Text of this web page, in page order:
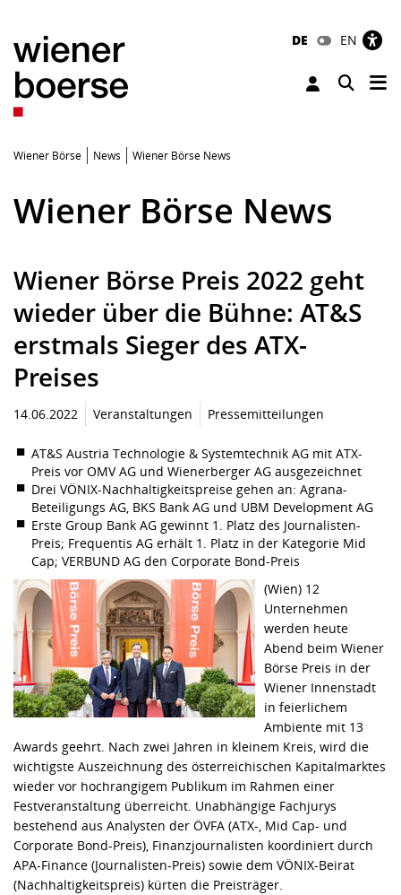
DE EN
Toggle
Wiener Börse News Wiener Börse News
Wiener Börse News
Wiener Börse Preis 2022 geht
wieder über die Bühne: AT&S
erstmals Sieger des ATX-
Preises
14.06.2022 Veranstaltungen Pressemitteilungen
AT&S Austria Technologie & Systemtechnik AG mit ATX-
Preis vor OMV AG und Wienerberger AG ausgezeichnet
Drei VÖNIX-Nachhaltigkeitspreise gehen an: Agrana-
Beteiligungs AG, BKS Bank AG und UBM Development AG
Erste Group Bank AG gewinnt 1. Platz des Journalisten-
Preis; Frequentis AG erhält 1. Platz in der Kategorie Mid
Cap; VERBUND AG den Corporate Bond-Preis
(Wien) 12
Unternehmen
werden heute
Abend beim Wiener
Börse Preis in der
Wiener Innenstadt
in feierlichem
Ambiente mit 13
Awards geehrt. Nach zwei Jahren in kleinem Kreis, wird die
wichtigste Auszeichnung des österreichischen Kapitalmarktes
wieder vor hochrangigem Publikum im Rahmen einer
Festveranstaltung überreicht. Unabhängige Fachjurys
bestehend aus Analysten der ÖVFA (ATX-, Mid Cap- und
Corporate Bond-Preis), Finanzjournalisten koordiniert durch
APA-Finance (Journalisten-Preis) sowie dem VÖNIX-Beirat
(Nachhaltigkeitspreis) kürten die Preisträger.